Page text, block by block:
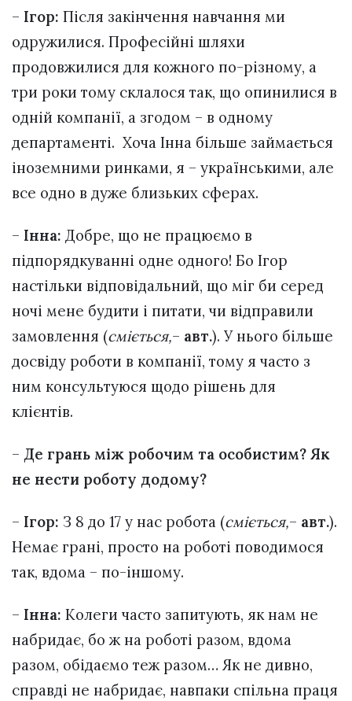
– Ігор: Після закінчення навчання ми
одружилися. Професійні шляхи
продовжилися для кожного по-різному, а
три роки тому склалося так, що опинилися в
одній компанії, а згодом – в одному
департаменті. Хоча Інна більше займається
іноземними ринками, я – українськими, але
все одно в дуже близьких сферах.
– Інна: Добре, що не працюємо в
підпорядкуванні одне одного! Бо Ігор
настільки відповідальний, що міг би серед
ночі мене будити і питати, чи відправили
замовлення (сміється,– авт.). У нього більше
досвіду роботи в компанії, тому я часто з
ним консультуюся щодо рішень для
клієнтів.
– Де грань між робочим та особистим? Як
не нести роботу додому?
– Ігор: З 8 до 17 у нас робота (сміється,– авт.).
Немає грані, просто на роботі поводимося
так, вдома – по-іншому.
– Інна: Колеги часто запитують, як нам не
набридає, бо ж на роботі разом, вдома
разом, обідаємо теж разом… Як не дивно,
справді не набридає, навпаки спільна праця